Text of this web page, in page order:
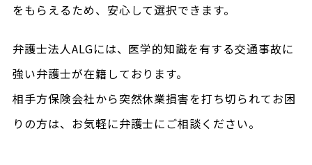
をもらえるため、安心して選択できます。
弁護士法人ALGには、医学的知識を有する交通事故に
強い弁護士が在籍しております。
相手方保険会社から突然休業損害を打ち切られてお困
りの方は、お気軽に弁護士にご相談ください。